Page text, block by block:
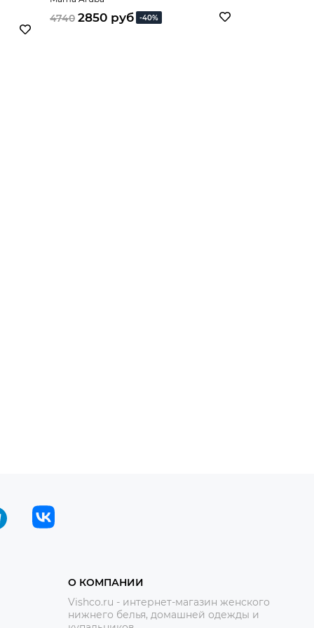
4740 2850 руб -40%
О КОМПАНИИ
Vishco.ru - интернет-магазин женского
нижнего белья, домашней одежды и